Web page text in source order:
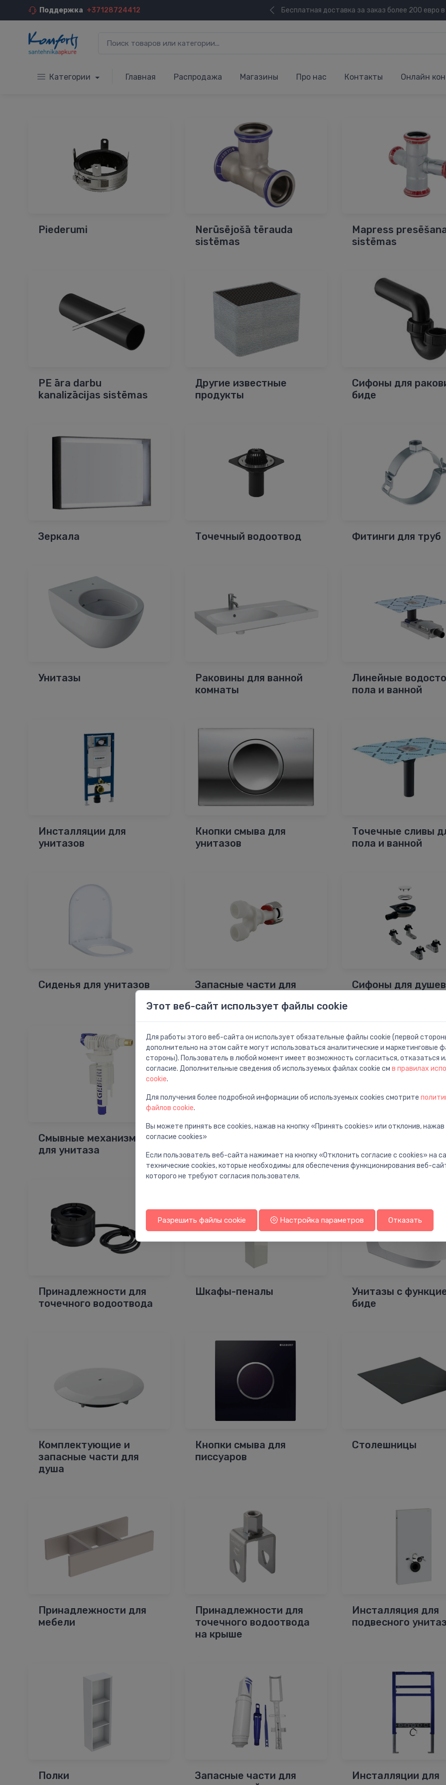
Поддержка +37128724412 Бесплатная доставка за заказ более 200 евро
Категории Главная Распродажа Магазины Про нас Контакты Онлайн
Piederumi
Nerūsējošā tērauda
sistēmas
Mapress
sistēmas
PE āra darbu
kanalizācijas sistēmas
Другие известные
продукты
Сифоны для
биде
Зеркала Точечный водоотвод Фитинги для труб
Унитазы
Раковины для ванной
комнаты
Линейные
пола и ванной
Инсталляции для
унитазов
Кнопки смыва для
унитазов
Точечные сливы
пола и ванной
Сиденья для унитазов
Запасные части для
Сифоны для
Смывные механизмы
для унитаза
Сифоны для ванн
Принадлежности для
точечного водоотвода
Шкафы-пеналы
Унитазы с
биде
Комплектующие и
запасные части для
душа
Кнопки смыва для
писсуаров
Столешницы
Принадлежности для
мебели
Принадлежности для
точечного водоотвода
на крыше
Инсталляция для
подвесного
Полки
Запасные части для
Инсталляции для
Этот веб-сайт использует файлы cookie
Для работы этого веб-сайта он использует обязательные файлы cookie (первой
дополнительно на этом сайте могут использоваться аналитические и маркетинговые
стороны). Пользователь в любой момент имеет возможность согласиться, отказаться
согласие. Дополнительные сведения об используемых файлах cookie см в правилах
cookie.
Для получения более подробной информации об используемых cookies смотрите
файлов cookie.
Вы можете принять все cookies, нажав на кнопку «Принять cookies» или отклонив,
согласие cookies»
Если пользователь веб-сайта нажимает на кнопку «Отклонить согласие с cookies» на
технические cookies, которые необходимы для обеспечения функционирования веб-
которого не требуют согласия пользователя.
Разрешить файлы cookie Настройка параметров Отказать